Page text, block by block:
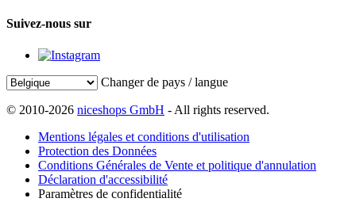
Suivez-nous sur
Changer de pays / langue
© 2010-2026 niceshops GmbH - All rights reserved.
Mentions légales et conditions d'utilisation
Protection des Données
Conditions Générales de Vente et politique d'annulation
Déclaration d'accessibilité
Paramètres de confidentialité